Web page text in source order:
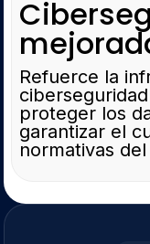
Refuerce la
proteger los
garantizar el
normativas